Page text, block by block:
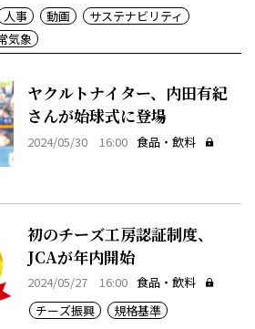
人事 動画
サステナビリティ
気象
ヤクルトナイター、内田有紀
さんが始球式に登場
2024/05/30 16:00 食品・飲料
初のチーズ工房認証制度、
JCAが年内開始
2024/05/27 16:00 食品・飲料
チーズ振興
規格基準